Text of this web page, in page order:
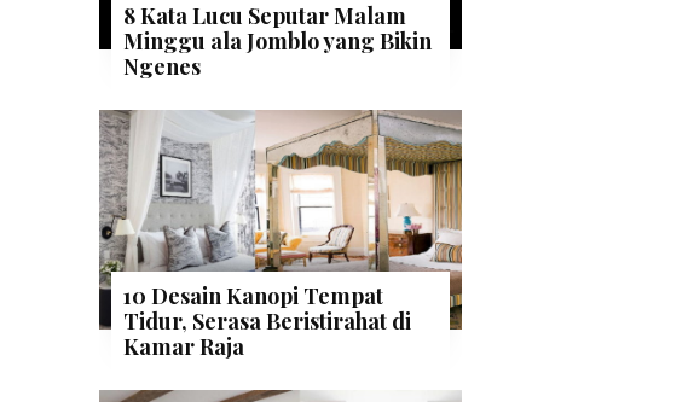
8 Kata Lucu Seputar Malam
Minggu ala Jomblo yang Bikin
Ngenes
10 Desain Kanopi Tempat
Tidur, Serasa Beristirahat di
Kamar Raja